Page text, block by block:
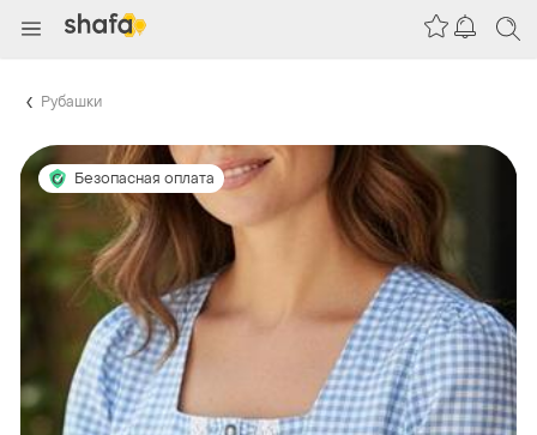
Рубашки
Безопасная оплата